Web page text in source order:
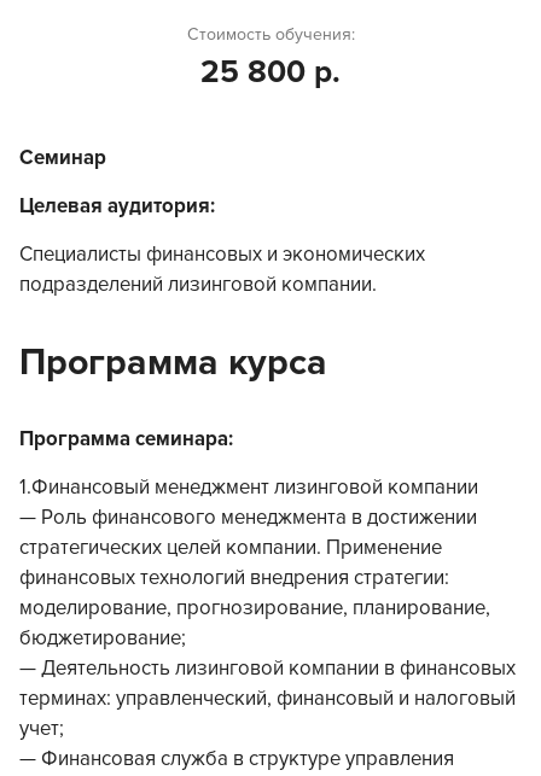
Стоимость обучения:
25 800 р.
Семинар
Целевая аудитория:
Cпециалисты финансовых и экономических
подразделений лизинговой компании.
Программа курса
Программа семинара:
1.Финансовый менеджмент лизинговой компании
— Роль финансового менеджмента в достижении
стратегических целей компании. Применение
финансовых технологий внедрения стратегии:
моделирование, прогнозирование, планирование,
бюджетирование;
— Деятельность лизинговой компании в финансовых
терминах: управленческий, финансовый и налоговый
учет;
— Финансовая служба в структуре управления